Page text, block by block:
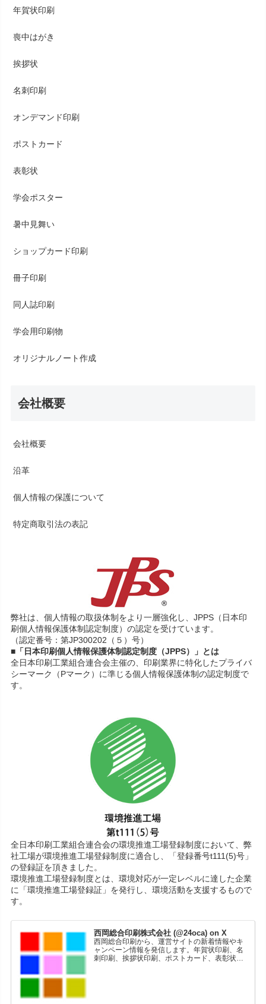
年賀状印刷
喪中はがき
挨拶状
名刺印刷
オンデマンド印刷
ポストカード
表彰状
学会ポスター
暑中見舞い
ショップカード印刷
冊子印刷
同人誌印刷
学会用印刷物
オリジナルノート作成
会社概要
会社概要
沿革
個人情報の保護について
特定商取引法の表記
弊社は、個人情報の取扱体制をより一層強化し、JPPS（日本印
刷個人情報保護体制認定制度）の認定を受けています。
（認定番号：第JP300202（５）号）
■「日本印刷個人情報保護体制認定制度（JPPS）」とは
全日本印刷工業組合連合会主催の、印刷業界に特化したプライバ
シーマーク（Pマーク）に準じる個人情報保護体制の認定制度で
す。
全日本印刷工業組合連合会の環境推進工場登録制度において、弊
社工場が環境推進工場登録制度に適合し、「登録番号t111(5)号」
の登録証を頂きました。
環境推進工場登録制度とは、環境対応が一定レベルに達した企業
に「環境推進工場登録証」を発行し、環境活動を支援するもので
す。
西岡総合印刷株式会社 (@24oca) on X
西岡総合印刷から、運営サイトの新着情報やキ
ャンペーン情報を発信します。年賀状印刷、名
刺印刷、挨拶状印刷、ポストカード、表彰状印